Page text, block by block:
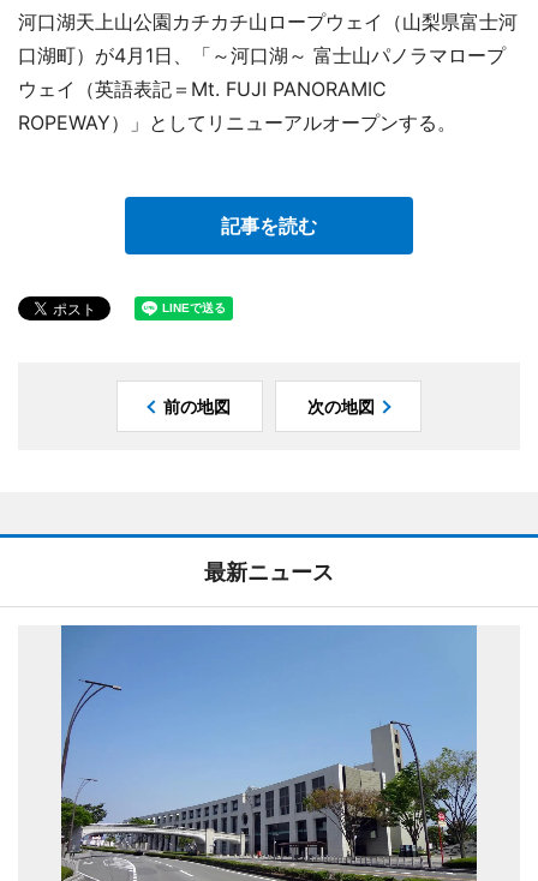
河口湖天上山公園カチカチ山ロープウェイ（山梨県富士河
口湖町）が4月1日、「～河口湖～ 富士山パノラマロープ
ウェイ（英語表記＝Mt. FUJI PANORAMIC
ROPEWAY）」としてリニューアルオープンする。
記事を読む
前の地図 次の地図
最新ニュース